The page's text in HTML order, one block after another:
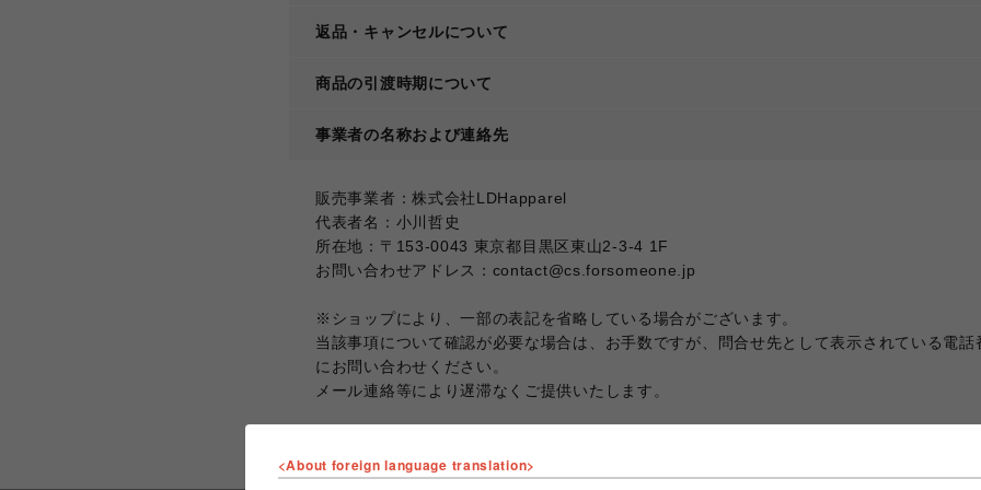
返品・キャンセルについて
商品の引渡時期について
事業者の名称および連絡先
販売事業者：株式会社LDHapparel
代表者名：小川哲史
所在地：〒153-0043 東京都目黒区東山2-3-4 1F
お問い合わせアドレス：contact@cs.forsomeone.jp
※ショップにより、一部の表記を省略している場合がございます。
当該事項について確認が必要な場合は、お手数ですが、問合せ先として表示されている電話
にお問い合わせください。
メール連絡等により遅滞なくご提供いたします。
<About foreign language translation>